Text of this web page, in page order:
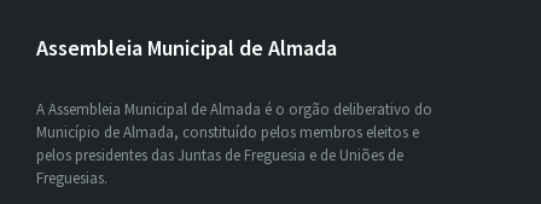
Assembleia Municipal de Almada
A Assembleia Municipal de Almada é o orgão deliberativo do
Município de Almada, constituído pelos membros eleitos e
pelos presidentes das Juntas de Freguesia e de Uniões de
Freguesias.